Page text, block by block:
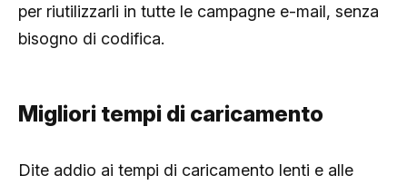
per riutilizzarli in tutte le campagne e-mail, senza
bisogno di codifica.
Migliori tempi di caricamento
Dite addio ai tempi di caricamento lenti e alle